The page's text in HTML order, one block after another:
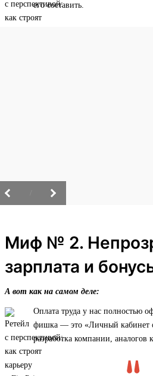
его составить.
Миф № 2.
зарплата и
А вот как на самом деле:
Оплата труда у нас полностью
фишка — это «Личный кабинет
разработка компании, аналогов